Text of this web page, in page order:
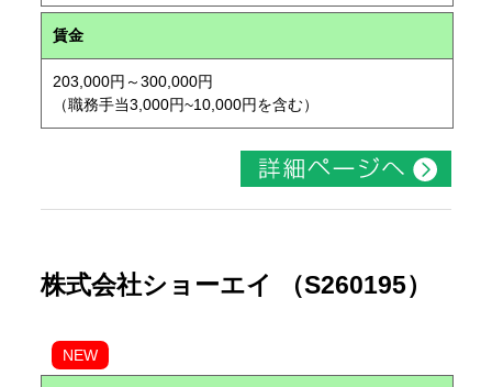
賃金
203,000円～300,000円
（職務手当3,000円~10,000円を含む）
株式会社ショーエイ （S260195）
NEW